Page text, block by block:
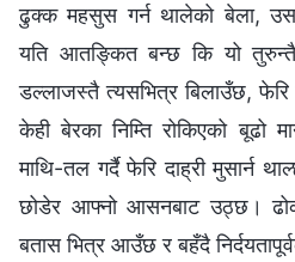
ढुक्‍क महसुस गर्न थालेको बेला,
यति आतङ्कित बन्छ कि यो तुरुन्तै
डल्लाजस्तै त्यसभित्र बिलाउँछ,
केही बेरका निम्ति रोकिएको बूढो
माथि-तल गर्दै फेरि दाह्री मुसार्न
छोडेर आफ्नो आसनबाट उठ्छ।
बतास भित्र आउँछ र बहँदै